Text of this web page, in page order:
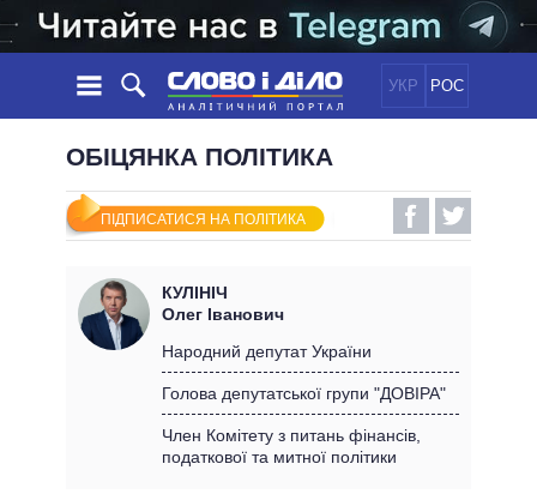
УКР РОС
НОВИНИ
СТРІЧКА
ПОДІЇ
СТАТТІ
ДУМКИ
ОГЛЯДИ
ДАЙДЖЕСТИ
ПОЛІТИКА
ЕКОНОМІКА
ОБIЦЯНКИ
УСІ ПОЛІТИКИ
ПРЕЗИДЕНТ І ОФІС
КАБІНЕТ МІНІСТРІВ
ГОЛОВИ ОБЛАДМІНІСТРАЦІЙ
ІНФОГРАФІКА
ВІДЕО
ПІДТРИМАТИ
ПОРІВНЯННЯ ПОЛІТИКІВ
ОБІЦЯНКА ПОЛІТИКА
ПІДПИСАТИСЯ НА ПОЛІТИКА
КУЛІНІЧ
Олег Іванович
Народний депутат України
Голова депутатської групи "ДОВІРА"
Член Комітету з питань фінансів,
податкової та митної політики